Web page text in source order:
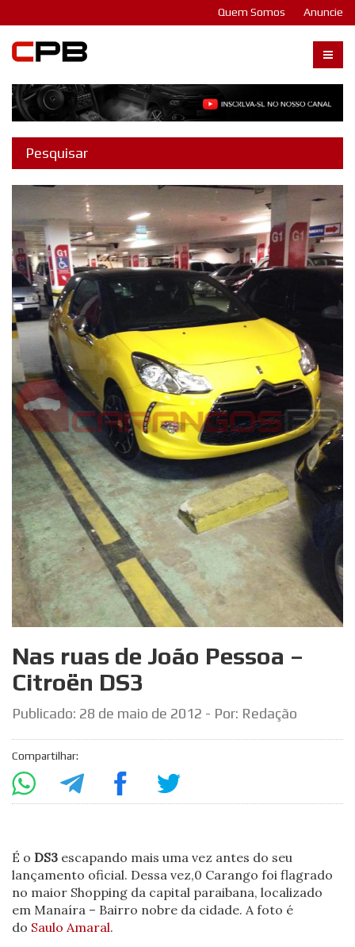
Quem Somos Anuncie
Nas ruas de João Pessoa –
Citroën DS3
Publicado: 28 de maio de 2012 - Por: Redação
Compartilhar:
É o DS3 escapando mais uma vez antes do seu
lançamento oficial. Dessa vez,0 Carango foi flagrado
no maior Shopping da capital paraibana, localizado
em Manaíra – Bairro nobre da cidade. A foto é
do Saulo Amaral.